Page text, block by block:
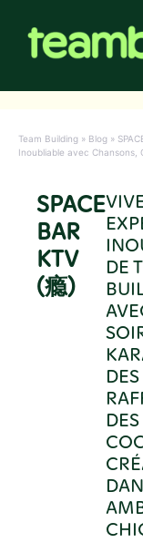
contenu
Team Building » Blog »
Inoubliable avec Chansons,
SPACE
BAR
KTV
(瘾)
DE
DES